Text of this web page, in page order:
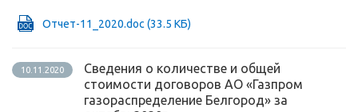
Отчет-11_2020.doc (33.5 КБ)
10.11.2020
Сведения о количестве и общей
стоимости договоров АО «Газпром
газораспределение Белгород» за